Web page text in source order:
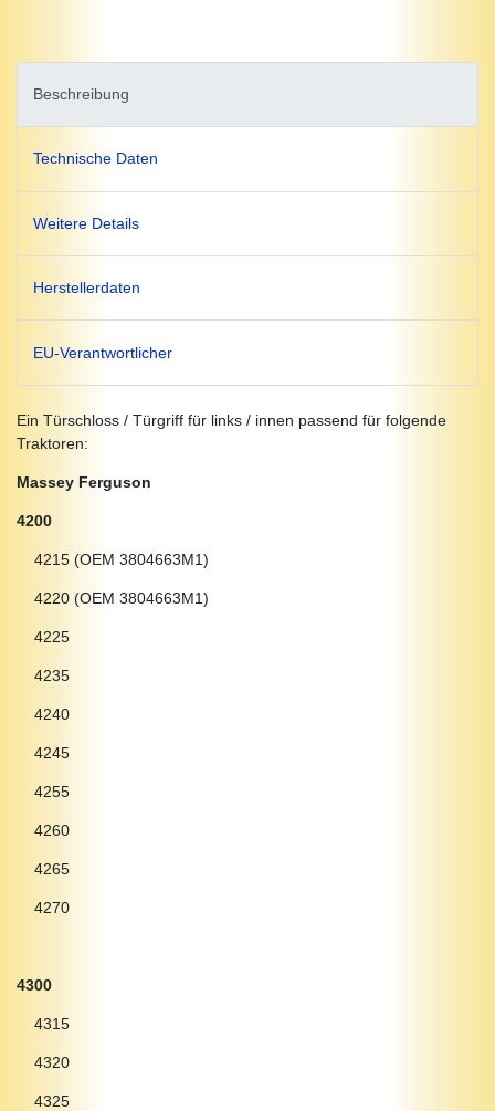
Beschreibung
Technische Daten
Weitere Details
Herstellerdaten
EU-Verantwortlicher
Ein Türschloss / Türgriff für links / innen passend für folgende
Traktoren:
Massey Ferguson
4200
4215 (OEM 3804663M1)
4220 (OEM 3804663M1)
4225
4235
4240
4245
4255
4260
4265
4270
4300
4315
4320
4325